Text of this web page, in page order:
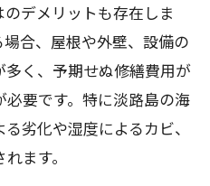
デメリットも存在しま
合、屋根や外壁、設備の
く、予期せぬ修繕費用が
要です。特に淡路島の海
劣化や湿度によるカビ、
ます。